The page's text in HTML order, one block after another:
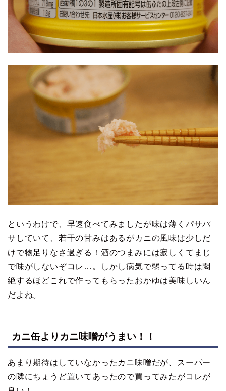
というわけで、早速食べてみましたが味は薄くパサパ
サしていて、若干の甘みはあるがカニの風味は少しだ
けで物足りなさ過ぎる！酒のつまみには寂しくてまじ
で味がしないぞコレ…。しかし病気で弱ってる時は悶
絶するほどこれで作ってもらったおかゆは美味しいん
だよね。
カニ缶よりカニ味噌がうまい！！
あまり期待はしていなかったカニ味噌だが、スーパー
の隣にちょうど置いてあったので買ってみたがコレが